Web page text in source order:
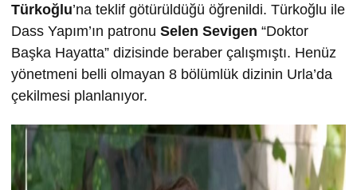
Türkoğlu’na teklif götürüldüğü öğrenildi. Türkoğlu ile
Dass Yapım’ın patronu Selen Sevigen “Doktor
Başka Hayatta” dizisinde beraber çalışmıştı. Henüz
yönetmeni belli olmayan 8 bölümlük dizinin Urla’da
çekilmesi planlanıyor.